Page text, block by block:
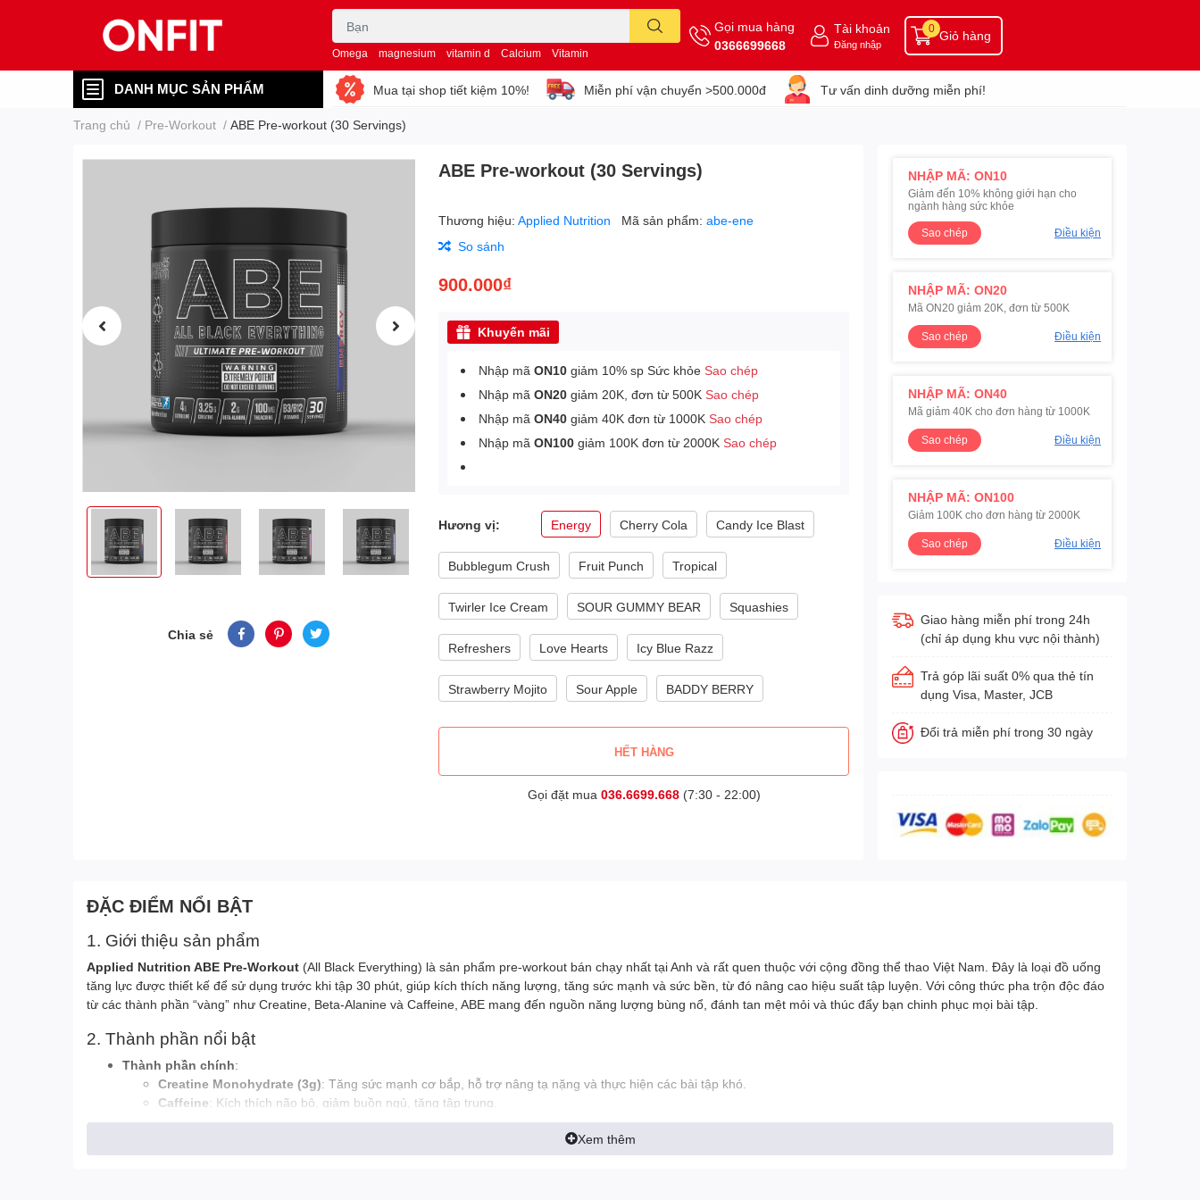
Omega magnesium vitamin d Calcium Vitamin
Gọi mua hàng
0366699668
Tài khoản
Đăng nhập
Giỏ hàng
0
DANH MỤC SẢN PHẨM Mua tại shop tiết kiệm 10%! Miễn phí vận chuyển >500.000đ Tư vấn dinh dưỡng miễn phí!
Trang chủ / Pre-Workout / ABE Pre-workout (30 Servings)
Chia sẻ
ABE Pre-workout (30 Servings)
Thương hiệu:Applied Nutrition Mã sản phẩm:abe-ene
So sánh
900.000₫
Khuyến mãi
Nhập mãON10 giảm 10% sp Sức khỏeSao chép
Nhập mãON20 giảm 20K, đơn từ 500KSao chép
Nhập mãON40 giảm 40K đơn từ 1000KSao chép
Nhập mãON100 giảm 100K đơn từ 2000KSao chép
Hương vị: Energy Cherry Cola Candy Ice Blast
Bubblegum Crush Fruit Punch Tropical
Twirler Ice Cream SOUR GUMMY BEAR Squashies
Refreshers Love Hearts Icy Blue Razz
Strawberry Mojito Sour Apple BADDY BERRY
HẾT HÀNG
Gọi đặt mua 036.6699.668(7:30 - 22:00)
NHẬP MÃ: ON10
Giảm đến 10% không giới hạn cho
ngành hàng sức khỏe
Sao chép
Điều kiện
NHẬP MÃ: ON20
Mã ON20 giảm 20K, đơn từ 500K
Sao chép Điều kiện
NHẬP MÃ: ON40
Mã giảm 40K cho đơn hàng từ 1000K
Sao chép Điều kiện
NHẬP MÃ: ON100
Giảm 100K cho đơn hàng từ 2000K
Sao chép Điều kiện
Giao hàng miễn phí trong 24h
(chỉ áp dụng khu vực nội thành)
Trả góp lãi suất 0% qua thẻ tín
dụng Visa, Master, JCB
Đổi trả miễn phí trong 30 ngày
ĐẶC ĐIỂM NỔI BẬT
1. Giới thiệu sản phẩm
Applied Nutrition ABE Pre-Workout (All Black Everything) là sản phẩm pre-workout bán chạy nhất tại Anh và rất quen thuộc với cộng đồng thể thao Việt Nam. Đây là loại đồ uống
tăng lực được thiết kế để sử dụng trước khi tập 30 phút, giúp kích thích năng lượng, tăng sức mạnh và sức bền, từ đó nâng cao hiệu suất tập luyện. Với công thức pha trộn độc đáo
từ các thành phần “vàng” như Creatine, Beta-Alanine và Caffeine, ABE mang đến nguồn năng lượng bùng nổ, đánh tan mệt mỏi và thúc đẩy bạn chinh phục mọi bài tập.
2. Thành phần nổi bật
Thành phần chính:
Creatine Monohydrate (3g): Tăng sức mạnh cơ bắp, hỗ trợ nâng tạ nặng và thực hiện các bài tập khó.
Caffeine: Kích thích não bộ, giảm buồn ngủ, tăng tập trung.
Beta-Alanine: Amino acid giảm axit lactic, hạn chế đau mỏi cơ, tăng sức bền 13-14%.
: Tăng lưu thông máu, bơm cơ tốt hơn nhờ cung cấp thêm oxy.
Taurine: Tăng sức bền, giảm kiệt sức và tổn thương cơ khi tập nặng.
Xem thêm